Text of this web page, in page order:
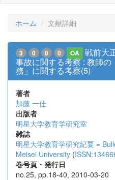
ホーム 文献詳細
3 0 0 0 OA
戦前大
事故に関する考察 : 教師
務」に関する考察(5)
著者
加藤 一佳
出版者
明星大学教育学研究室
雑誌
明星大学教育学研究紀要 =
Meisei University (
巻号頁・発行日
no.25, pp.18-40, 2010-03-20